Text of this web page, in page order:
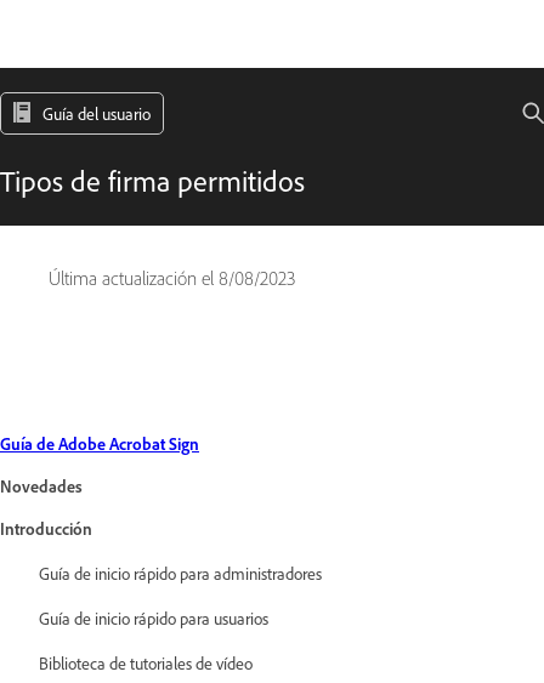
Guía del usuario
Tipos de firma permitidos
Última actualización el 8/08/2023
Guía de Adobe Acrobat Sign
Novedades
Introducción
Guía de inicio rápido para administradores
Guía de inicio rápido para usuarios
Biblioteca de tutoriales de vídeo